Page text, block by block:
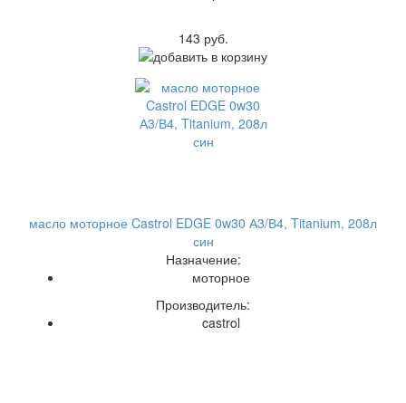
143 руб.
масло моторное Castrol EDGE 0w30 А3/В4, Titanium, 208л
син
Назначение:
моторное
Производитель:
castrol